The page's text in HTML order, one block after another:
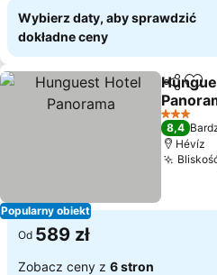
Wybierz daty, aby sprawdzić
dokładne ceny
Popularny obiekt
3 Kategoria
8,4
Hévíz
Od 589 zł
Zobacz ceny z 6 stron